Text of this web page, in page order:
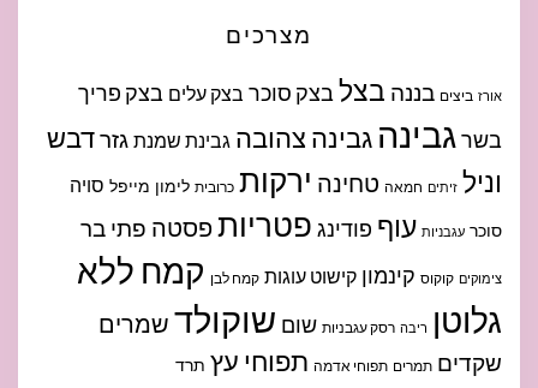
מצרכים
אורז ביצים בננה בצל בצק סוכר בצק עלים בצק פריך
בשר גבינה גבינה צהובה גבינת שמנת גזרדבש
וניל זיתים חמאה טחינה ירקות כרובית לימון מייפל סויה
סוכר עגבניות עוף פודינג פטריותפסטה פתי בר
צימוקים קוקוס קינמון קישוט עוגות קמח לבן קמח ללא
גלוטן ריבה רסק עגבניות שום שוקולד שמרים
שקדים תמרים תפוחי אדמה תפוחי עץ תרד